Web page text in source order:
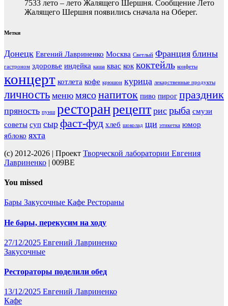
7533 лето – лето Жалящего Шершня. Сообщение Лето
Жалящего Шершня появились сначала на Оберег.
Метки
Донецк Евгений Лавриненко Москва Светлый Франция блины
гастроном здоровье индейка каша квас кок коктейль конфеты
концерт котлета кофе крюшон курица лекарственные продукты
личность меню мясонапиток пиво пирог праздник
пряность пунш ресторанрецепт рис рыба смузи
советы суп сыр фаст-фуд хлеб шоколад щи этикетка юмор
яблоко яхта
(c) 2012-2026 | Проект Творческой лаборатории Евгения
Лавриненко | 009BE
You missed
Бары Закусочные Кафе Рестораны
Не бары, перекусим на ходу
27/12/2025 Евгений Лавриненко
Закусочные
Рестораторы поделили обед
13/12/2025 Евгений Лавриненко
Кафе